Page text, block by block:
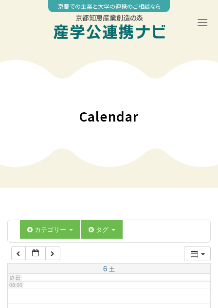
京都での企業と大学の連携のご相談なら
京都知恵産業創造の森
Calendar
カテゴリー タグ
6 土
終日
04:00
07:00
08:00